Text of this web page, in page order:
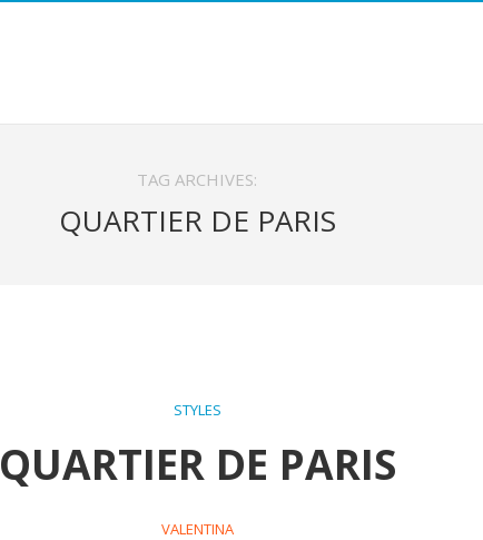
TAG ARCHIVES:
QUARTIER DE PARIS
STYLES
QUARTIER DE PARIS
VALENTINA